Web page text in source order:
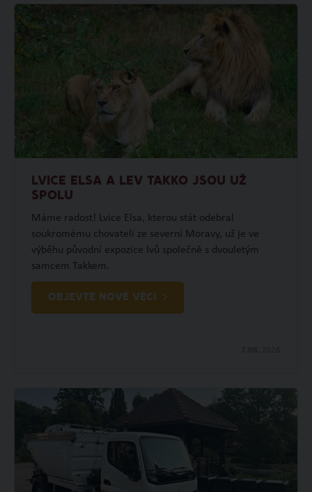
LVICE ELSA A LEV TAKKO JSOU UŽ
SPOLU
Máme radost! Lvice Elsa, kterou stát odebral
soukromému chovateli ze severní Moravy, už je ve
výběhu původní expozice lvů společně s dvouletým
samcem Takkem.
OBJEVTE NOVÉ VĚCI